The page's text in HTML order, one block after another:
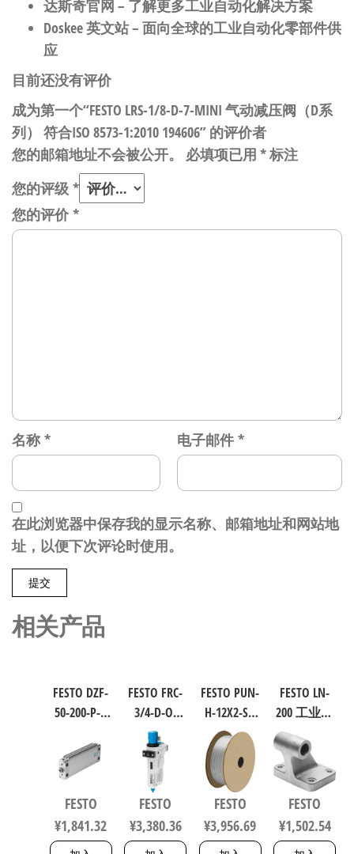
达斯奇官网 – 了解更多工业自动化解决方案
Doskee 英文站– 面向全球的工业自动化零部件供
应
目前还没有评价
成为第一个“FESTO LRS-1/8-D-7-MINI 气动减压阀（D系
列） 符合ISO 8573-1:2010 194606” 的评价者
您的邮箱地址不会被公开。
必填项已用 *标注
您的评级 *
您的评价*
名称 * 电子邮件 *
在此浏览器中保存我的显示名称、邮箱地址和网站地
址，以便下次评论时使用。
相关产品
FESTO DZF-
50-200-P-A
缸 行程
200mm 缸
164075
FESTO
¥1,841.32
FESTO FRC-
3/4-D-O-
MAXI 过滤
减压阀润
滑器组合
符合ISO
8573-1:2010
162744
FESTO
¥3,380.36
FESTO PUN-
H-12X2-SI-
200 聚氨酯
气动软管
符合ISO
8573-1:2010
558275
FESTO
¥3,956.69
FESTO LN-
200 工业自
动化零部
件 规格200
9038
FESTO
¥1,502.54